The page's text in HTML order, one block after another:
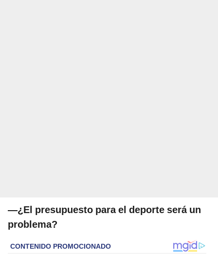
—¿El presupuesto para el deporte será un
problema?